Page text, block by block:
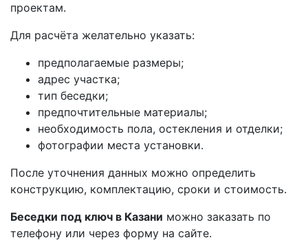
проектам.
Для расчёта желательно указать:
предполагаемые размеры;
адрес участка;
тип беседки;
предпочтительные материалы;
необходимость пола, остекления и отделки;
фотографии места установки.
После уточнения данных можно определить
конструкцию, комплектацию, сроки и стоимость.
Беседки под ключ в Казани можно заказать по
телефону или через форму на сайте.